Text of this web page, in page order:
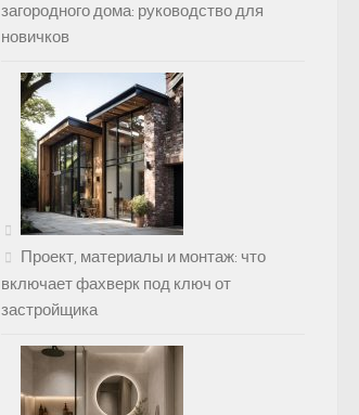
загородного дома: руководство для
новичков
Проект, материалы и монтаж: что
включает фахверк под ключ от
застройщика